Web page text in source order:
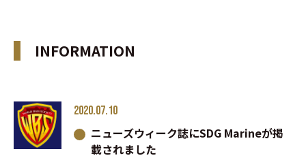
INFORMATION
2020.07.10
ニューズウィーク誌にSDG Marineが掲
載されました